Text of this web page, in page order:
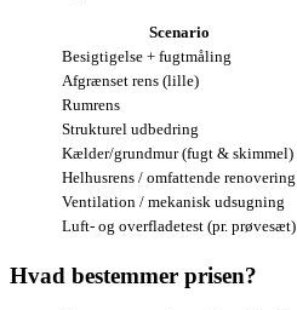
Scenario
Besigtigelse + fugtmåling
Afgrænset rens (lille)
Rumrens
Strukturel udbedring
Kælder/grundmur (fugt & skimmel)
Helhusrens / omfattende renovering
Ventilation / mekanisk udsugning
Luft- og overfladetest (pr. prøvesæt)
Hvad bestemmer prisen?